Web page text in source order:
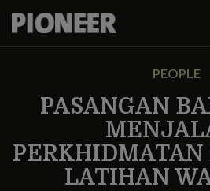
PEOPLE
PASANGAN
PERKHIDMATAN
LATIHAN